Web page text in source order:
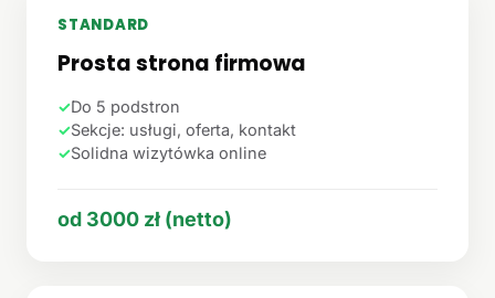
STANDARD
Prosta strona firmowa
✓Do 5 podstron
✓Sekcje: usługi, oferta, kontakt
✓Solidna wizytówka online
od 3000 zł (netto)